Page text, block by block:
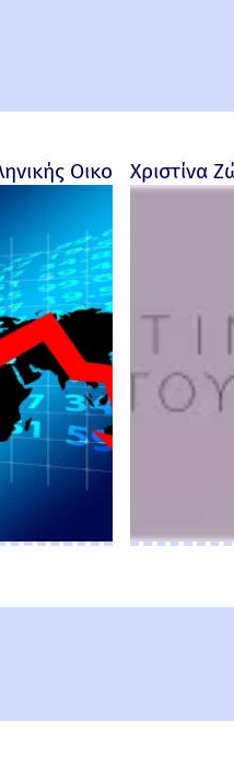
Οικονομίας -
Χριστίνα